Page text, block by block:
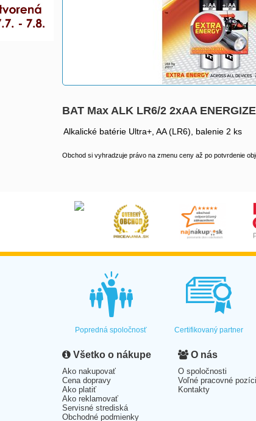
BAT Max ALK LR6/2 2xAA
Alkalické batérie Ultra+, AA (LR6), balenie 2 ks
Obchod si vyhradzuje právo na zmenu ceny až po potvrdenie
Popredná spoločnosť Certifikovaný partner
Všetko o nákupe
Ako nakupovať
Cena dopravy
Ako platiť
Ako reklamovať
Servisné strediská
Obchodné podmienky
O nás
O spoločnosti
Voľné pracovné
Kontakty